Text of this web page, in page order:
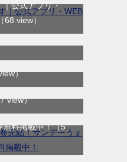
｜公式アプリ・
（68 view）
刊第23巻！マンガ
料配信中！（14
ラウザで無料漫画
）
新刊第2巻！マン
view）
完結！サンデーう
無料掲載中！（5
結！マンガParkで